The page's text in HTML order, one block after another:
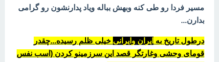
مسیر فردا رو طی کنه وبهش بباله ویاد پدارنشون رو گرامی
بدارن...
درطول تاریخ به ایران وایرانی خیلی ظلم رسیده...چقدر
قومای وحشی وغارتگر قصد این سرزمینو کردن (اسب نفس